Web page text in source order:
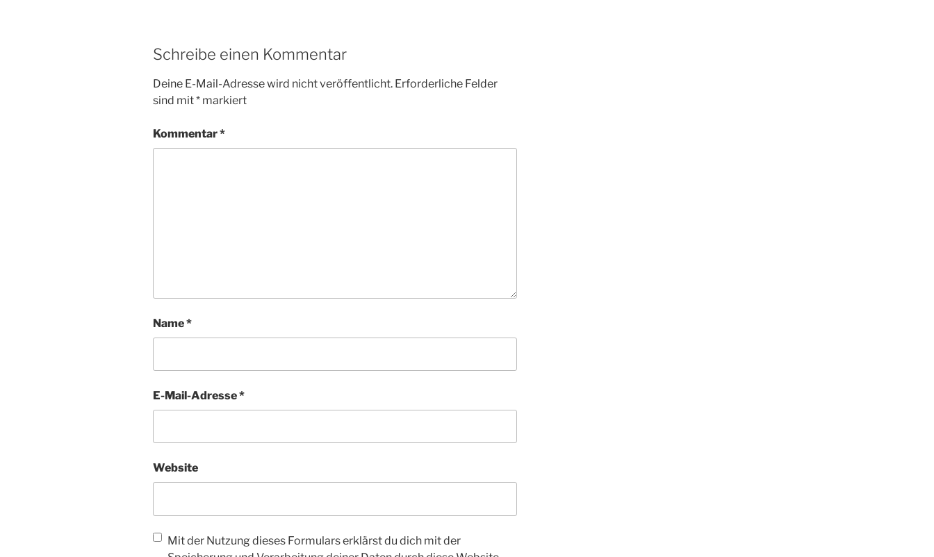
Schreibe einen Kommentar
Deine E-Mail-Adresse wird nicht veröffentlicht. Erforderliche Felder
sind mit* markiert
Kommentar*
Name*
E-Mail-Adresse*
Website
Mit der Nutzung dieses Formulars erklärst du dich mit der